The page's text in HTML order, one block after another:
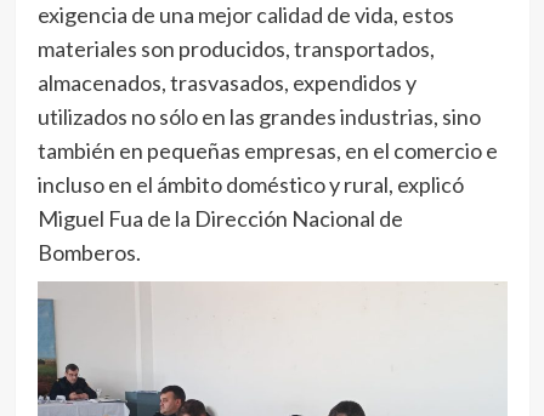
exigencia de una mejor calidad de vida, estos
materiales son producidos, transportados,
almacenados, trasvasados, expendidos y
utilizados no sólo en las grandes industrias, sino
también en pequeñas empresas, en el comercio e
incluso en el ámbito doméstico y rural, explicó
Miguel Fua de la Dirección Nacional de
Bomberos.